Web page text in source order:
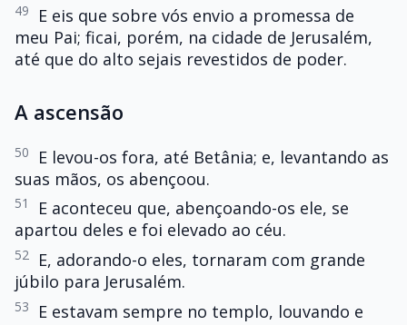
49
E eis que sobre vós envio a promessa de
meu Pai; ficai, porém, na cidade de Jerusalém,
até que do alto sejais revestidos de poder.
A ascensão
50
E levou-os fora, até Betânia; e, levantando as
suas mãos, os abençoou.
51
E aconteceu que, abençoando-os ele, se
apartou deles e foi elevado ao céu.
52
E, adorando-o eles, tornaram com grande
júbilo para Jerusalém.
53
E estavam sempre no templo, louvando e